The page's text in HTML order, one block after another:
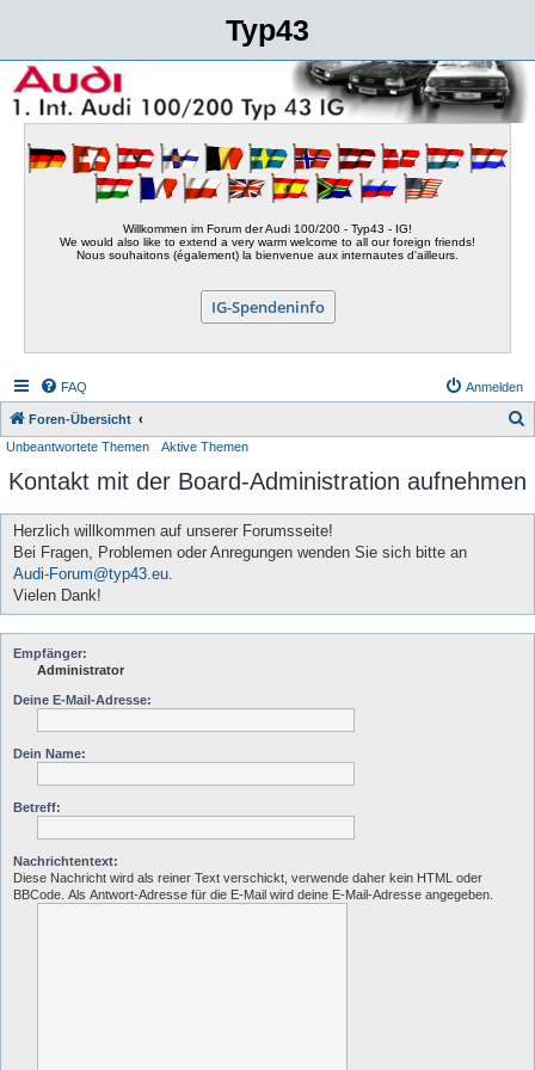
Typ43
Willkommen im Forum der Audi 100/200 - Typ43 - IG!
We would also like to extend a very warm welcome to all our foreign friends!
Nous souhaitons (également) la bienvenue aux internautes d'ailleurs.
IG-Spendeninfo
FAQ Anmelden
Foren-Übersicht
Unbeantwortete Themen Aktive Themen
Kontakt mit der Board-Administration aufnehmen
Herzlich willkommen auf unserer Forumsseite!
Bei Fragen, Problemen oder Anregungen wenden Sie sich bitte an
Audi-Forum@typ43.eu
Vielen Dank!
Empfänger:
Administrator
Deine E-Mail-Adresse:
Dein Name:
Betreff:
Nachrichtentext:
Diese Nachricht wird als reiner Text verschickt, verwende daher kein HTML oder
BBCode. Als Antwort-Adresse für die E-Mail wird deine E-Mail-Adresse angegeben.